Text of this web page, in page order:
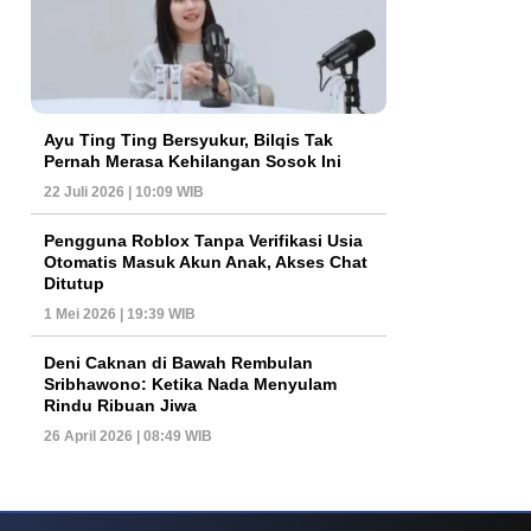
Ayu Ting Ting Bersyukur, Bilqis Tak
Pernah Merasa Kehilangan Sosok Ini
22 Juli 2026 | 10:09 WIB
Pengguna Roblox Tanpa Verifikasi Usia
Otomatis Masuk Akun Anak, Akses Chat
Ditutup
1 Mei 2026 | 19:39 WIB
Deni Caknan di Bawah Rembulan
Sribhawono: Ketika Nada Menyulam
Rindu Ribuan Jiwa
26 April 2026 | 08:49 WIB